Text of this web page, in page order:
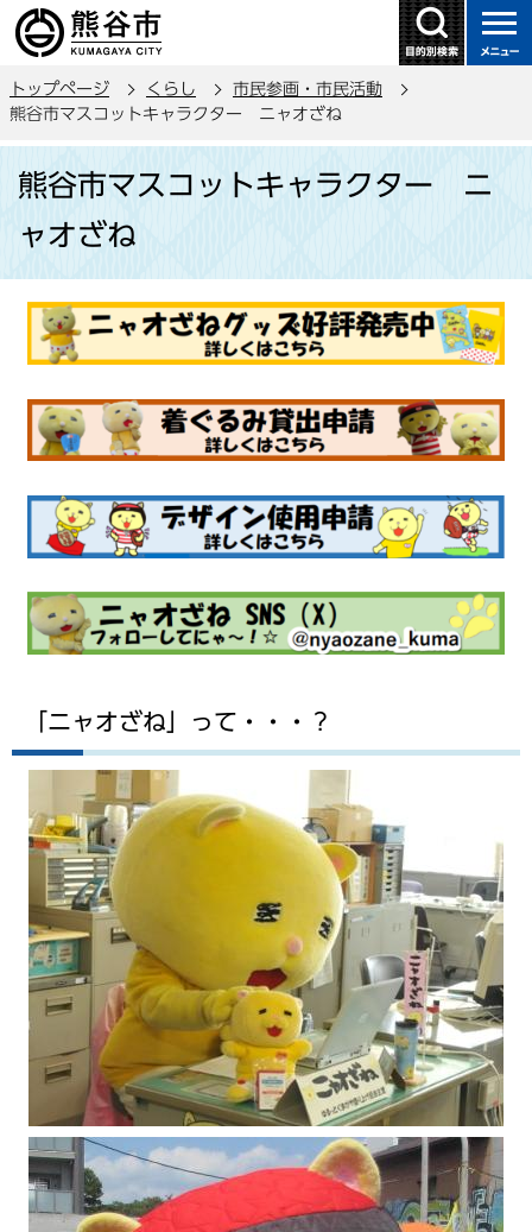
の
ー
す
トップページ くらし
市民参画・市民活動
熊谷市マスコットキャラクター ニャオざね
か
熊谷市マスコットキャラクター ニ
ャオざね
「ニャオざね」って・・・？